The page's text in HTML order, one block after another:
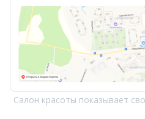
Салон красоты показывает